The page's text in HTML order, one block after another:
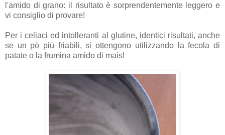
l'amido di grano: il risultato è sorprendentemente leggero e
vi consiglio di provare!
Per i celiaci ed intolleranti al glutine, identici risultati, anche
se un pò più friabili, si ottengono utilizzando la fecola di
patate o lafrumina amido di mais!